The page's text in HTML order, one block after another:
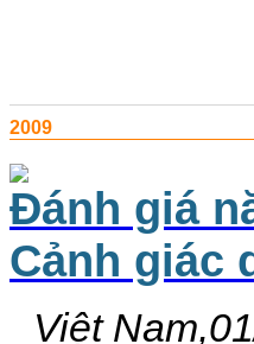
2009
Đánh giá
Cảnh giác
Việt